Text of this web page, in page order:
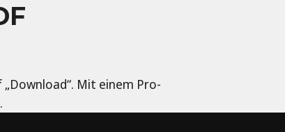
Mit einem Pro-